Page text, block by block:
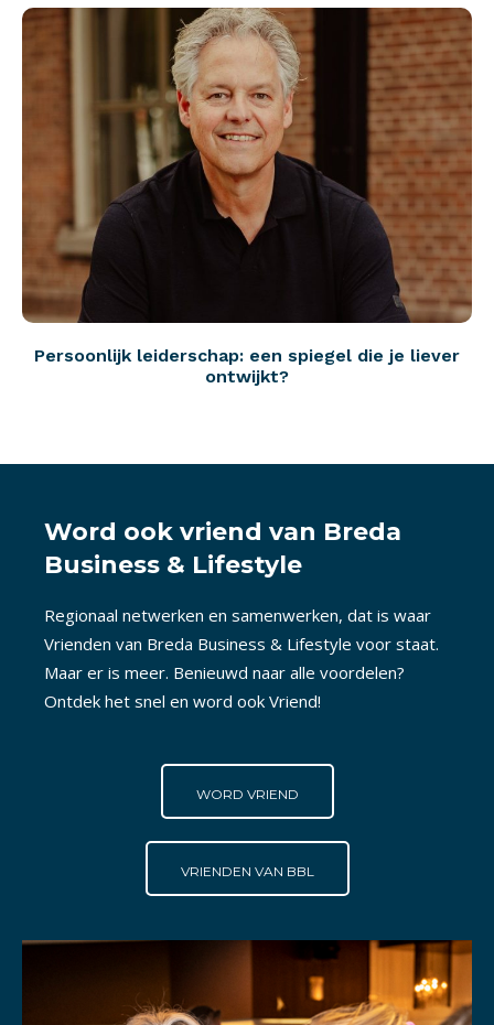
Persoonlijk leiderschap: een spiegel die je liever
ontwijkt?
Word ook vriend van Breda
Business & Lifestyle
Regionaal netwerken en samenwerken, dat is waar
Vrienden van Breda Business & Lifestyle voor staat.
Maar er is meer. Benieuwd naar alle voordelen?
Ontdek het snel en word ook Vriend!
WORD VRIEND
VRIENDEN VAN BBL